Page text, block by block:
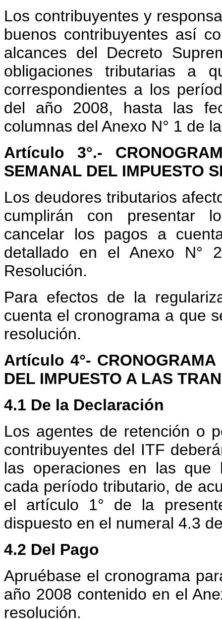
Los contribuyentes y
buenos contribuyentes así
alcances del Decreto
obligaciones tributarias a
correspondientes a los
del año 2008, hasta las
columnas del Anexo N° 1 de
Artículo 3°.-
SEMANAL DEL IMPUESTO
Los deudores tributarios
cumplirán con presentar
cancelar los pagos a
detallado en el Anexo N°
Resolución.
Para efectos de la
cuenta el cronograma a que
resolución.
Artículo 4°-
DEL IMPUESTO A LAS
4.1 De la Declaración
Los agentes de retención o
contribuyentes del ITF
las operaciones en las que
cada período tributario, de
el artículo 1° de la
dispuesto en el numeral 4.3
4.2 Del Pago
Apruébase el cronograma
año 2008 contenido en el
resolución.